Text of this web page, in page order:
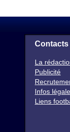
Contacts
La
Publicité
Infos
Liens